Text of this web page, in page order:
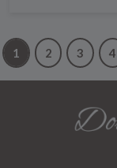
1 2 3 4